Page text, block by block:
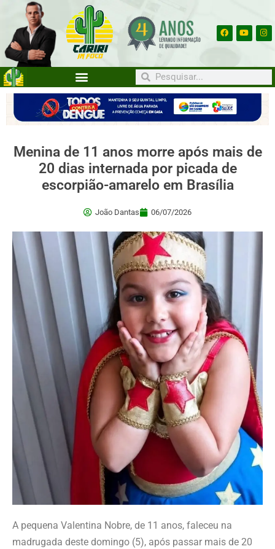
Menina de 11 anos morre após mais de
20 dias internada por picada de
escorpião-amarelo em Brasília
João Dantas 06/07/2026
A pequena Valentina Nobre, de 11 anos, faleceu na
madrugada deste domingo (5), após passar mais de 20